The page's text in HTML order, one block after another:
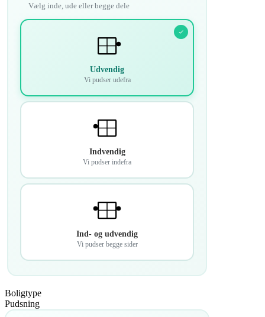
Vælg inde, ude eller begge dele
Udvendig
Vi pudser udefra
Indvendig
Vi pudser indefra
Ind- og udvendig
Vi pudser begge sider
Boligtype
Pudsning